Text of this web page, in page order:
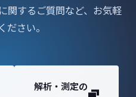
関するご質問など、お気軽
ださい。
解析・測定の